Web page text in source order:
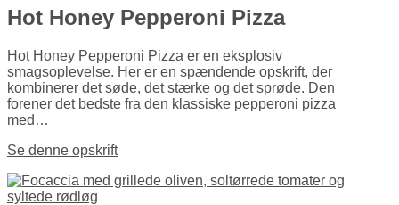
Hot Honey Pepperoni Pizza
Hot Honey Pepperoni Pizza er en eksplosiv
smagsoplevelse. Her er en spændende opskrift, der
kombinerer det søde, det stærke og det sprøde. Den
forener det bedste fra den klassiske pepperoni pizza
med…
Se denne opskrift